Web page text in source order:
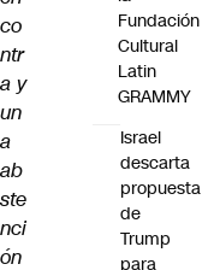
co
ntr
a y
un
a
ab
ste
nci
ón
Fundación
Cultural
Latin
GRAMMY
Israel
descarta
propuesta
de
Trump
para